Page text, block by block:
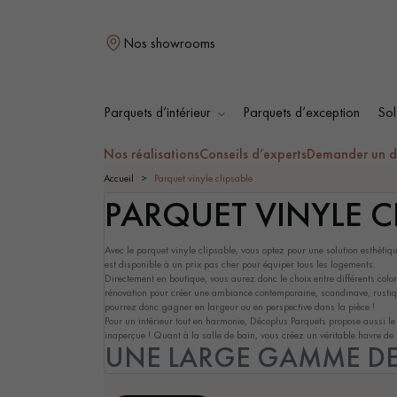
Nos showrooms
Parquets d’intérieur Parquets d’exception
Nos réalisationsConseils d’expertsDemander un
PARQUET MASSIF
PARQUET
CONTRECOLLÉ -
FLOTTANT
PARQUET HUILÉ
PARQUET EN BOIS
BRUT
Accueil Parquet vinyle clipsable
PARQUET VINYLE
Avec le parquet vinyle clipsable, vous optez pour une solution
est disponible à un prix pas cher pour équiper tous les logements.
Directement en boutique, vous aurez donc le choix entre différents
rénovation pour créer une ambiance contemporaine, scandinave,
pourrez donc gagner en largeur ou en perspective dans la pièce !
Pour un intérieur tout en harmonie, Décoplus Parquets propose
inaperçue ! Quant à la salle de bain, vous créez un véritable havre
UNE LARGE GAMME